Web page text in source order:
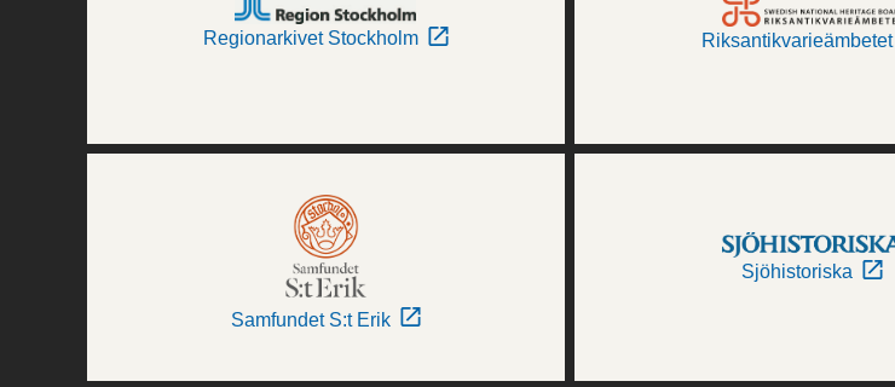
Regionarkivet Stockholm Riksantikvarieämbetet
Samfundet S:t Erik
Sjöhistoriska